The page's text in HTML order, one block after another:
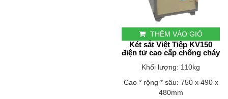
THÊM VÀO GIỎ
Két sắt Việt Tiệp KV150
điện tử cao cấp chống cháy
Khối lượng: 110kg
Cao * rộng * sâu: 750 x 490 x
480mm